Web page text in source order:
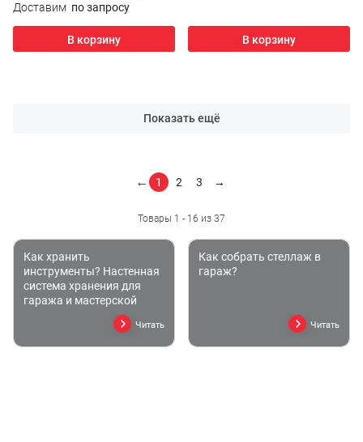
Доставим по запросу
В корзину В корзину
Показать ещё
Товары 1 - 16 из 37
← 1 2 3 →
Как хранить
инструменты? Настенная
система хранения для
гаража и мастерской
Читать
Как собрать стеллаж в
гараж?
Читать